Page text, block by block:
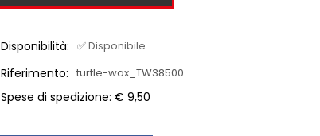
Disponibilità: ✅ Disponibile
Riferimento: turtle-wax_TW38500
Spese di spedizione: € 9,50